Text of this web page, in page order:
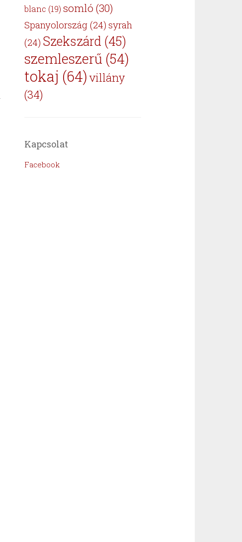
blanc (19) somló (30)
Spanyolország (24) syrah
(24) Szekszárd (45)
szemleszerű (54)
tokaj (64) villány
(34)
Kapcsolat
Facebook